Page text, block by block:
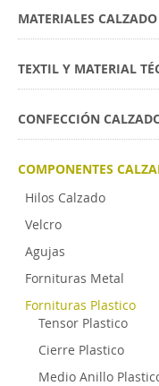
MATERIALES CALZADO
TEXTIL Y MATERIAL
CONFECCIÓN
COMPONENTES
Hilos Calzado
Velcro
Agujas
Fornituras Metal
Fornituras Plastico
Tensor Plastico
Cierre Plastico
Medio Anillo